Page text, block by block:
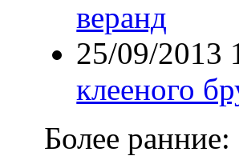
веранд
25/09/2013
клееного
Более ранние: